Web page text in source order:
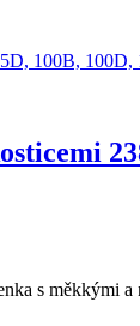
100B, 100D,
s měkkými